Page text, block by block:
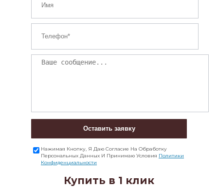
Оставить заявку
Нажимая Кнопку, Я Даю Согласие На Обработку
Персональных Данных И Принимаю Условия Политики
Конфиденциальности
Купить в 1 клик